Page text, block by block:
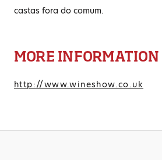
castas fora do comum.
MORE INFORMATION
http://www.wineshow.co.uk